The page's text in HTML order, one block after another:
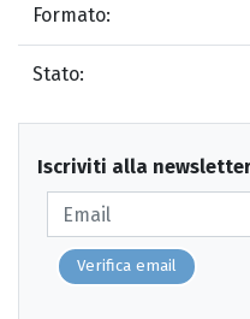
Formato:
Stato:
Iscriviti alla
Verifica email